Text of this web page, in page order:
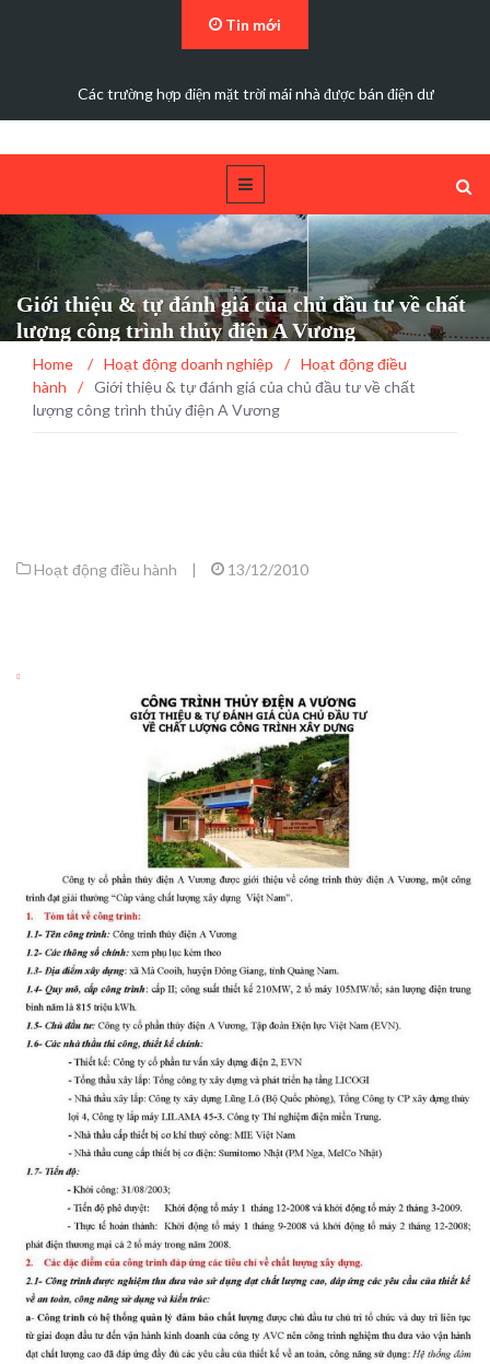
Tin mới
Các trường hợp điện mặt trời mái nhà được bán điện dư
Giới thiệu & tự đánh giá của chủ đầu tư về chất
lượng công trình thủy điện A Vương
Home / Hoạt động doanh nghiệp / Hoạt động điều
hành
/ Giới thiệu & tự đánh giá của chủ đầu tư về chất
lượng công trình thủy điện A Vương
Hoạt động điều hành | 13/12/2010